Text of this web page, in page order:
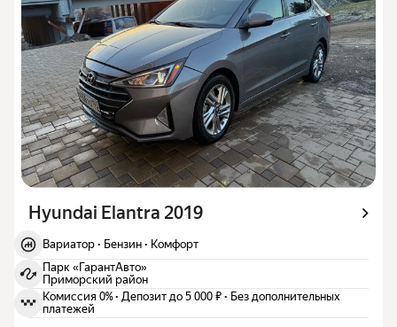
Hyundai Elantra 2019
Вариатор · Бензин · Комфорт
Парк «ГарантАвто»
Приморский район
Комиссия 0%· Депозит до 5 000 ₽ · Без дополнительных
платежей